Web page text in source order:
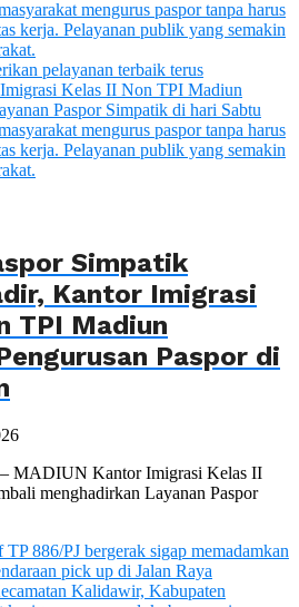
Simpatik
Kantor Imigrasi
TPI Madiun
Paspor di
MADIUN Kantor Imigrasi Kelas II
menghadirkan Layanan Paspor